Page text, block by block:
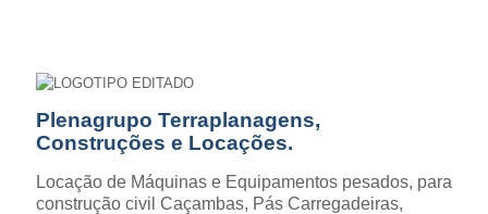
Plenagrupo Terraplanagens,
Construções e Locações.
Locação de Máquinas e Equipamentos pesados, para
construção civil Caçambas, Pás Carregadeiras,